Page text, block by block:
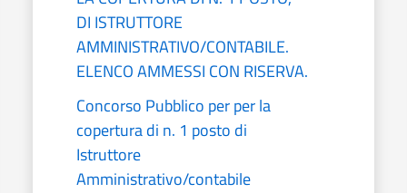
DI ISTRUTTORE
AMMINISTRATIVO/CONTABILE.
ELENCO AMMESSI CON RISERVA.
Concorso Pubblico per per la
copertura di n. 1 posto di
Istruttore
Amministrativo/contabile